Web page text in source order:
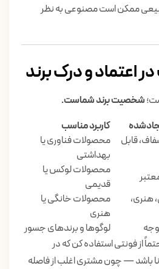
ممکن است مصنوعی به نظر
شخصیت برند شماست.
کاربرد مناسب
قابل
محصولات فناوری یا
بهداشتی
محصولات لوکس یا
قدیمی
هنری،
محصولات خانگی یا
هنری
لوگوها و برندهای جسور
از فونتی استفاده کن که در
باشد — چون مشتری اغلب از فاصله